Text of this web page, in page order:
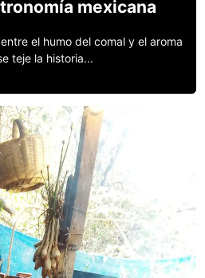
mexicana
el humo del comal y el aroma
teje la historia...